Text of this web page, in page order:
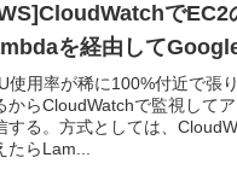
でEC2
を経由して
使用率が稀に100%付近で張
からCloudWatchで監視して
する。方式としては、
たらLam...